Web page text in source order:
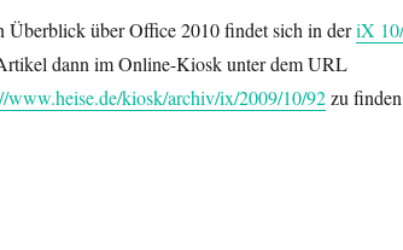
Überblick über Office 2010 findet sich in deriX
dann im Online-Kiosk unter dem URL
www.heise.de/kiosk/archiv/ix/2009/10/92zu